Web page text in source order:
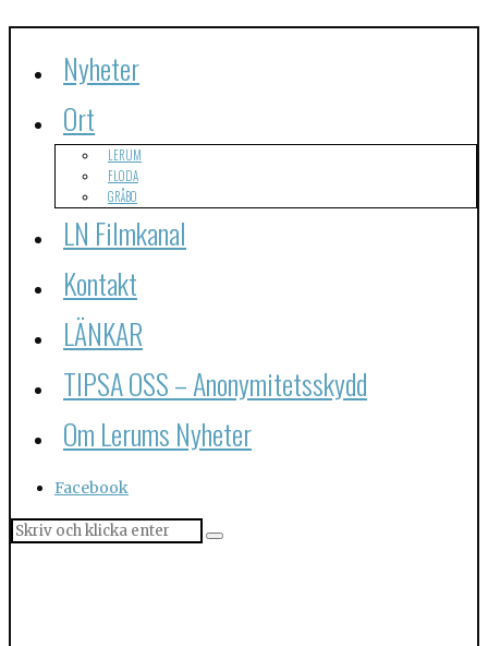
Nyheter
Ort
LERUM
FLODA
GRÅBO
LN Filmkanal
Kontakt
LÄNKAR
TIPSA OSS – Anonymitetsskydd
Om Lerums Nyheter
Facebook